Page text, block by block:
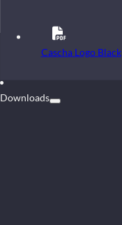
Kontakt
Downloads
Cascha Logo Black